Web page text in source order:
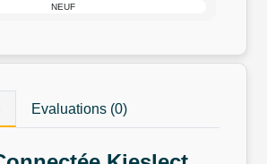
NEUF
Evaluations (0)